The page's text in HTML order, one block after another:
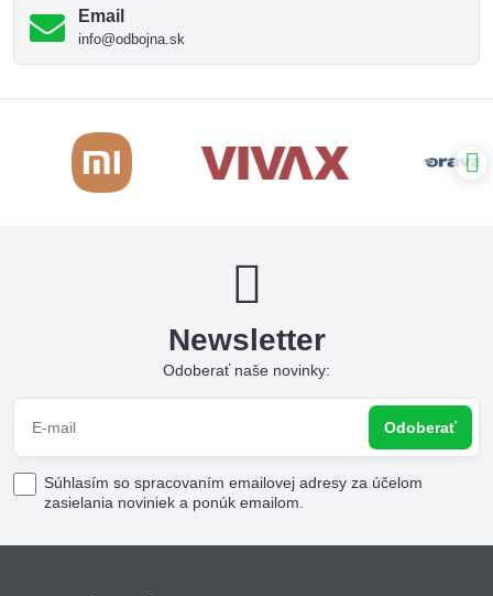
Email
info@odbojna.sk
Newsletter
Odoberať naše novinky:
Odoberať
Súhlasím so spracovaním emailovej adresy za účelom
zasielania noviniek a ponúk emailom.